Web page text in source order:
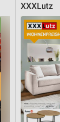
XXXLutz
personalisierte
zur Auswahl
Personalisierung
zur Auswahl